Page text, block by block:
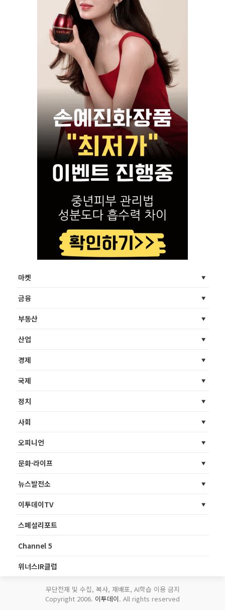
마켓
금융
부동산
산업
경제
국제
정치
사회
오피니언
문화·라이프
뉴스발전소
이투데이TV
스페셜리포트
Channel 5
위너스IR클럽
무단전재 및 수집, 복사, 재배포, AI학습 이용 금지
Copyright 2006. 이투데이. All rights reserved